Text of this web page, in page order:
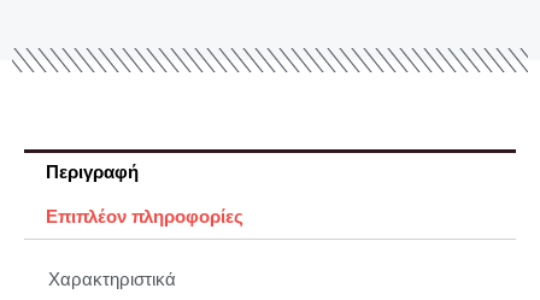
Περιγραφή
Επιπλέον πληροφορίες
Χαρακτηριστικά